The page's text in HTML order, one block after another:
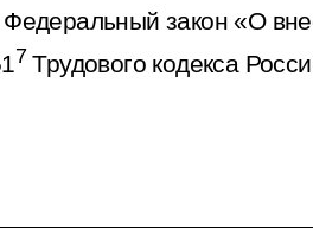
Федеральный закон «О
7 Трудового кодекса